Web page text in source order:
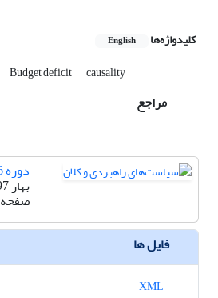
کلیدواژه‌ها English
Budget deficit causality
مراجع
دوره 6، شماره 21
بهار 1397
صفحه
فایل ها